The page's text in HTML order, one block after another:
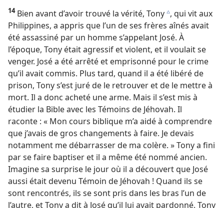
14Bien avant d’avoir trouvé la vérité, Tonyc, qui vit aux
Philippines, a appris que l’un de ses frères aînés avait
été assassiné par un homme s’appelant José. À
l’époque, Tony était agressif et violent, et il voulait se
venger. José a été arrêté et emprisonné pour le crime
qu’il avait commis. Plus tard, quand il a été libéré de
prison, Tony s’est juré de le retrouver et de le mettre à
mort. Il a donc acheté une arme. Mais il s’est mis à
étudier la Bible avec les Témoins de Jéhovah. Il
raconte : « Mon cours biblique m’a aidé à comprendre
que j’avais de gros changements à faire. Je devais
notamment me débarrasser de ma colère. » Tony a fini
par se faire baptiser et il a même été nommé ancien.
Imagine sa surprise le jour où il a découvert que José
aussi était devenu Témoin de Jéhovah ! Quand ils se
sont rencontrés, ils se sont pris dans les bras l’un de
l’autre, et Tony a dit à José qu’il lui avait pardonné. Tony